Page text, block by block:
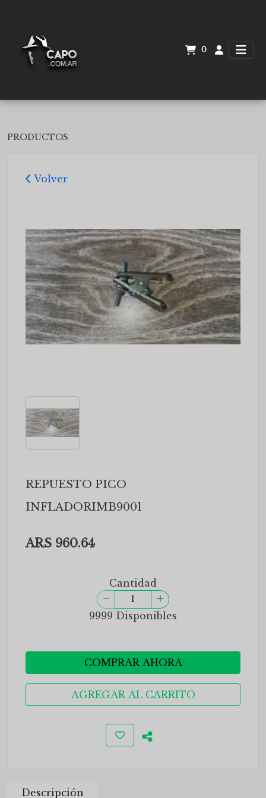
0
PRODUCTOS
Volver
REPUESTO PICO
INFLADORIMB9001
ARS 960.64
Cantidad
9999 Disponibles
COMPRAR AHORA
AGREGAR AL CARRITO
Descripción